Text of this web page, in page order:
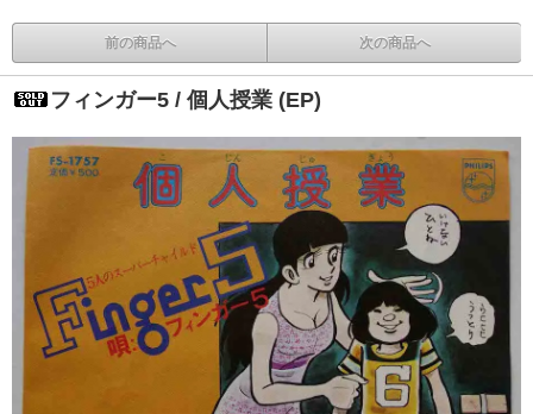
前の商品へ 次の商品へ
フィンガー5 / 個人授業 (EP)